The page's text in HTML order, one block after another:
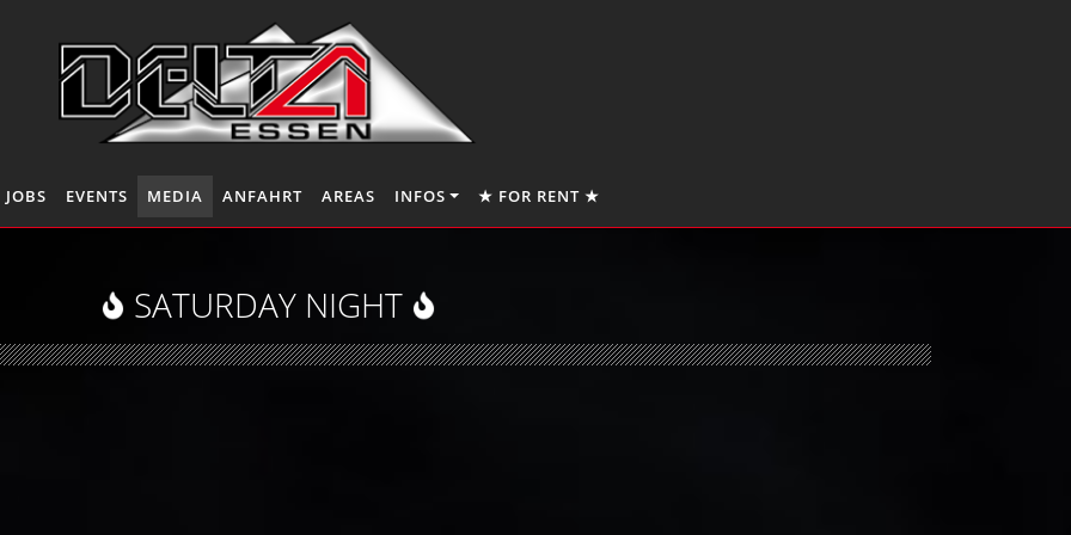
JOBS EVENTS MEDIA ANFAHRT AREAS INFOS ★ FOR RENT ★
SATURDAY NIGHT